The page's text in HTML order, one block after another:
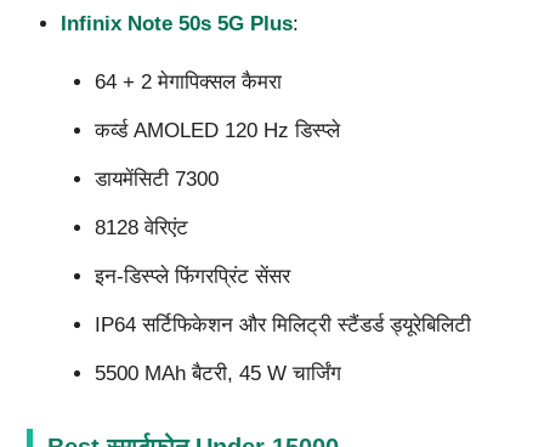
Infinix Note 50s 5G Plus:
64 + 2 मेगापिक्सल कैमरा
कर्व्ड AMOLED 120 Hz डिस्प्ले
डायमेंसिटी 7300
8128 वेरिएंट
इन-डिस्प्ले फिंगरप्रिंट सेंसर
IP64 सर्टिफिकेशन और मिलिट्री स्टैंडर्ड ड्यूरेबिलिटी
5500 MAh बैटरी, 45 W चार्जिंग